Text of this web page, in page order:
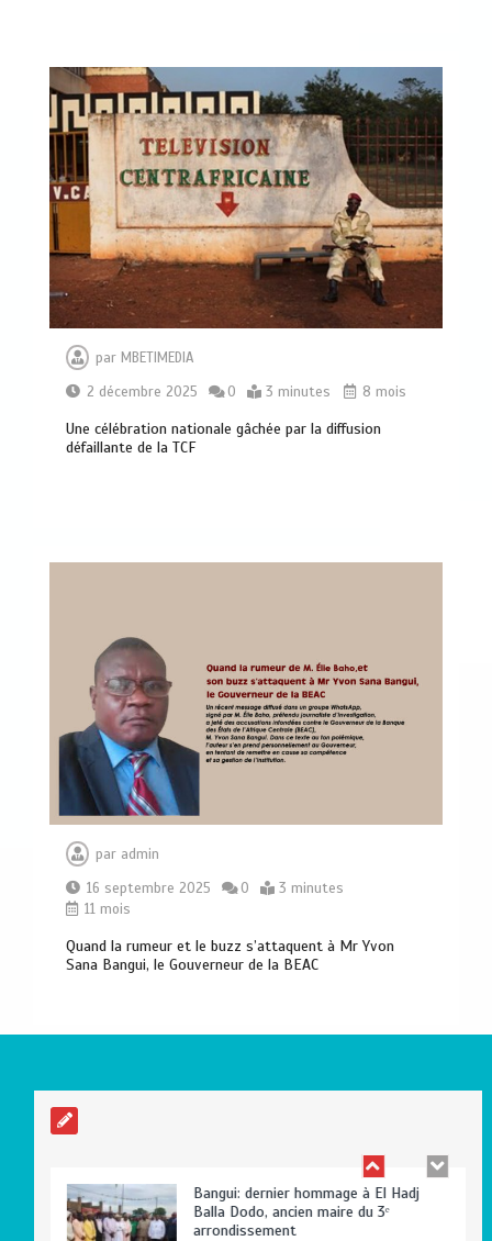
parMBETIMEDIA
2 décembre 2025
0 3 minutes 8 mois
Une célébration nationale gâchée par la diffusion
défaillante de la TCF
par admin
16 septembre 2025
0
3 minutes
11 mois
Quand la rumeur et le buzz s’attaquent à Mr Yvon
Sana Bangui, le Gouverneur de la BEAC
Bangui: dernier hommage à El Hadj
Balla Dodo, ancien maire du 3ᵉ
Birao
0 6 minutes
Bouar : huit assesseurs prêtent
0 3 minutes
Bangui: dernier hommage à El Hadj
Balla Dodo, ancien maire du 3ᵉ
arrondissement